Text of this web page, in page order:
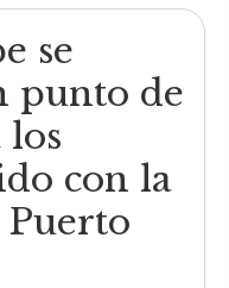
se
punto de
con la